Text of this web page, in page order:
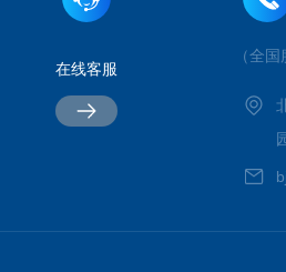
在线客服
（全国